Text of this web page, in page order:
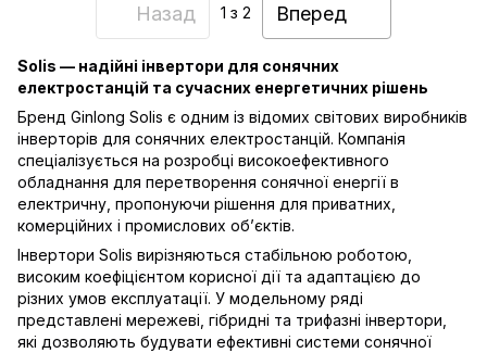
Назад 1 з 2 Вперед
Solis — надійні інвертори для сонячних
електростанцій та сучасних енергетичних рішень
Бренд Ginlong Solis є одним із відомих світових виробників
інверторів для сонячних електростанцій. Компанія
спеціалізується на розробці високоефективного
обладнання для перетворення сонячної енергії в
електричну, пропонуючи рішення для приватних,
комерційних і промислових об’єктів.
Інвертори Solis вирізняються стабільною роботою,
високим коефіцієнтом корисної дії та адаптацією до
різних умов експлуатації. У модельному ряді
представлені мережеві, гібридні та трифазні інвертори,
які дозволяють будувати ефективні системи сонячної